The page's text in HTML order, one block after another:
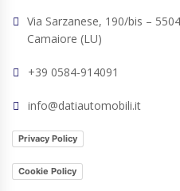
Via Sarzanese, 190/bis –
Camaiore (LU)
+39 0584-914091
info@datiautomobili.it
Privacy Policy
Cookie Policy